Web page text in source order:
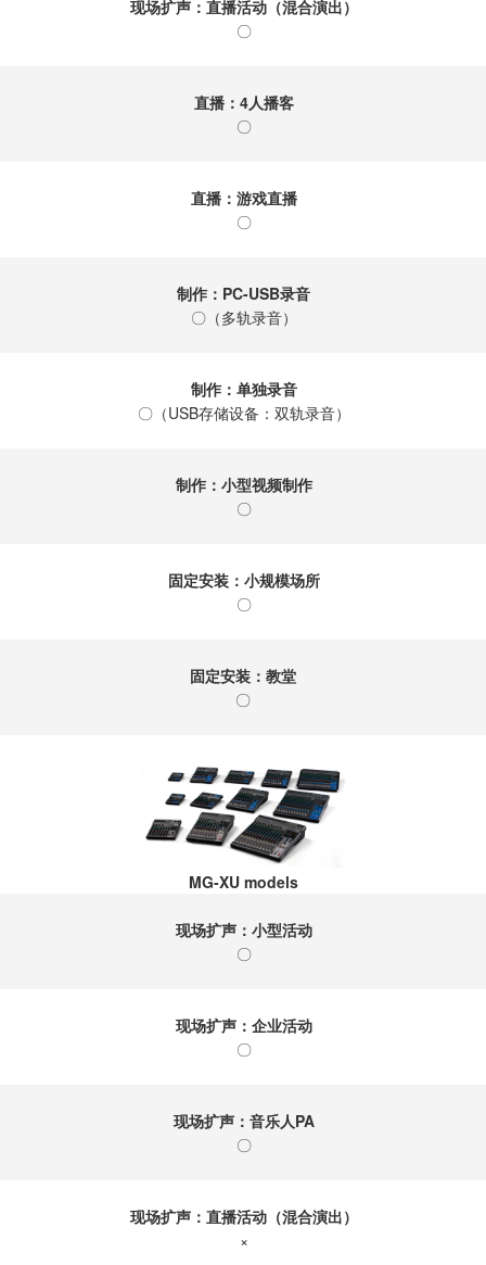
现场扩声：直播活动（混合演出）
〇
直播：4人播客
〇
直播：游戏直播
〇
制作：PC-USB录音
〇（多轨录音）
制作：单独录音
〇（USB存储设备：双轨录音）
制作：小型视频制作
〇
固定安装：小规模场所
〇
固定安装：教堂
〇
MG-XU models
现场扩声：小型活动
〇
现场扩声：企业活动
〇
现场扩声：音乐人PA
〇
现场扩声：直播活动（混合演出）
×